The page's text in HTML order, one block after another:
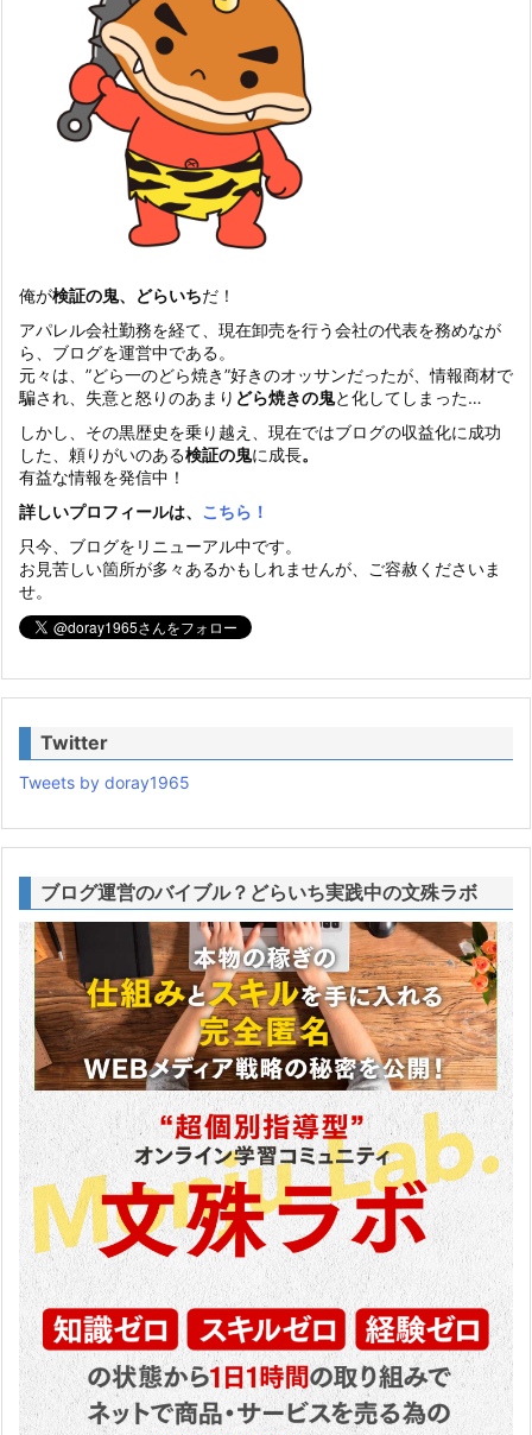
俺が検証の鬼、どらいちだ！
アパレル会社勤務を経て、現在卸売を行う会社の代表を務めなが
ら、ブログを運営中である。
元々は、”どら一のどら焼き”好きのオッサンだったが、情報商材で
騙され、失意と怒りのあまり どら焼きの鬼と化してしまった…
しかし、その黒歴史を乗り越え、現在ではブログの収益化に成功
した、頼りがいのある検証の鬼に成長。
有益な情報を発信中！
詳しいプロフィールは、 こちら！
只今、ブログをリニューアル中です。
お見苦しい箇所が多々あるかもしれませんが、ご容赦くださいま
せ。
Twitter
Tweets by doray1965
ブログ運営のバイブル？どらいち実践中の文殊ラボ